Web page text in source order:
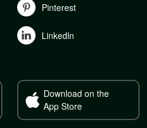
Pinterest
Linkedln
Download on the
App Store